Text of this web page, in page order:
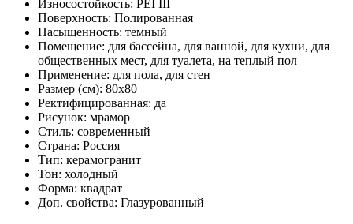
Износостойкость: PEI III
Поверхность: Полированная
Насыщенность: темный
Помещение: для бассейна, для ванной, для кухни, для
общественных мест, для туалета, на теплый пол
Применение: для пола, для стен
Размер (см): 80x80
Ректифицированная: да
Рисунок: мрамор
Стиль: современный
Страна: Россия
Тип: керамогранит
Тон: холодный
Форма: квадрат
Доп. свойства: Глазурованный